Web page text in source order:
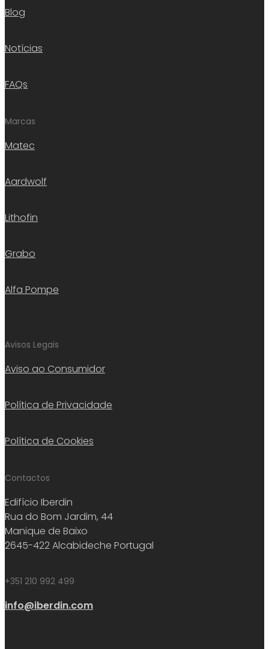
Blog
Notícias
FAQs
Marcas
Matec
Aardwolf
Lithofin
Grabo
Alfa Pompe
Avisos Legais
Aviso ao Consumidor
Política de Privacidade
Política de Cookies
Contactos
Edifício Iberdin
Rua do Bom Jardim, 44
Manique de Baixo
2645-422 Alcabideche Portugal
+351 210 992 499
info@iberdin.com